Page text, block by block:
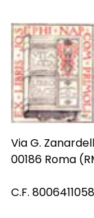
Via G.
00186 Roma
C.F.